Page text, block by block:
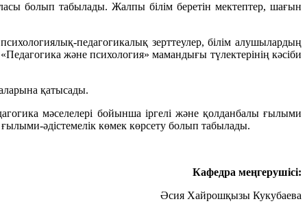
болып табылады. Жалпы білім беретін мектептер, шағын
педагогикалық зерттеулер, білім алушылардың
және психология» мамандығы түлектерінің кәсіби
қатысады.
мәселелері бойынша іргелі және қолданбалы ғылыми
әдістемелік көмек көрсету болып табылады.
Кафедра меңгерушісі:
Әсия Хайрошқызы Кукубаева